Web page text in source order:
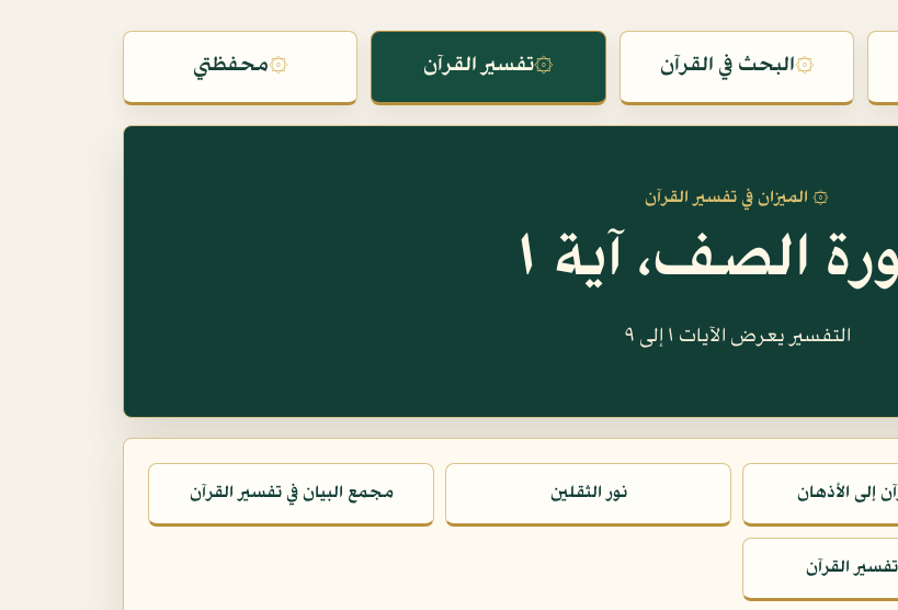
۞البحث في القرآن ۞تفسير القرآن ۞محفظتي
۞ الميزان في تفسير القرآن
الصف، آية ١
التفسير يعرض الآيات ١ إلى ٩
إلى الأذهان نور الثقلين مجمع البيان في تفسير القرآن
تفسير القرآن